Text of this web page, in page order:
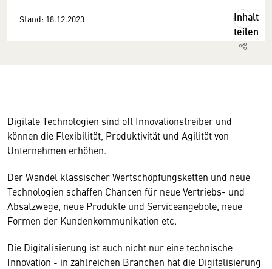
Stand: 18.12.2023
Inhalt
teilen
Digitale Technologien sind oft Innovationstreiber und
können die Flexibilität, Produktivität und Agilität von
Unternehmen erhöhen.
Der Wandel klassischer Wertschöpfungsketten und neue
Technologien schaffen Chancen für neue Vertriebs- und
Absatzwege, neue Produkte und Serviceangebote, neue
Formen der Kundenkommunikation etc.
Die Digitalisierung ist auch nicht nur eine technische
Innovation - in zahlreichen Branchen hat die Digitalisierung